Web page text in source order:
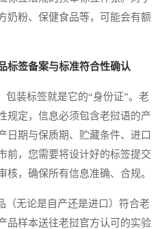
奶粉、保健食品等，可能会有额
签备案与标准符合性确认
装标签就是它的“身份证”。老
规定，信息必须包含老挝语的产
日期与保质期、贮藏条件、进口
前，您需要将设计好的标签提交
，确保所有信息准确、合规。
无论是自产还是进口）符合老
品样本送往老挝官方认可的实验